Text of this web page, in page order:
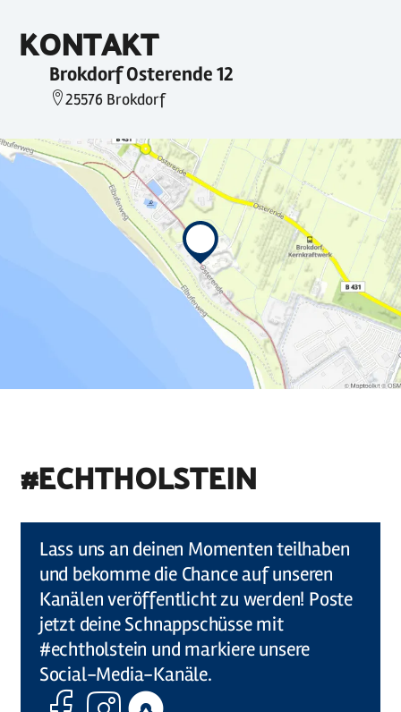
KONTAKT
Brokdorf Osterende 12
25576 Brokdorf
#ECHTHOLSTEIN
Lass uns an deinen Momenten teilhaben
und bekomme die Chance auf unseren
Kanälen veröffentlicht zu werden! Poste
jetzt deine Schnappschüsse mit
#echtholstein und markiere unsere
Social-Media-Kanäle.
FacebookInstagram
Komoot